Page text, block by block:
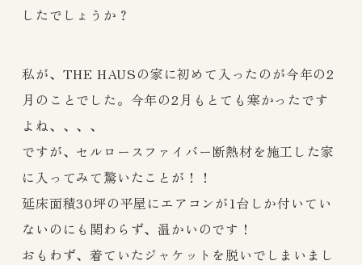
したでしょうか？
私が、THE HAUSの家に初めて入ったのが今年の2
月のことでした。今年の2月もとても寒かったです
よね、、、、
ですが、セルロースファイバー断熱材を施工した家
に入ってみて驚いたことが！！
延床面積30坪の平屋にエアコンが1台しか付いてい
ないのにも関わらず、温かいのです！
おもわず、着ていたジャケットを脱いでしまいまし